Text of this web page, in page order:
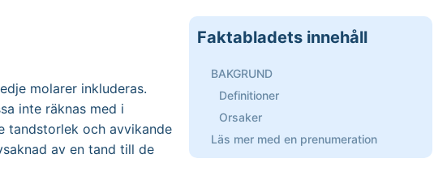
molarer inkluderas.
inte räknas med i
tandstorlek och avvikande
av en tand till de
Faktabladets innehåll
BAKGRUND
Definitioner
Orsaker
Läs mer med en prenumeration